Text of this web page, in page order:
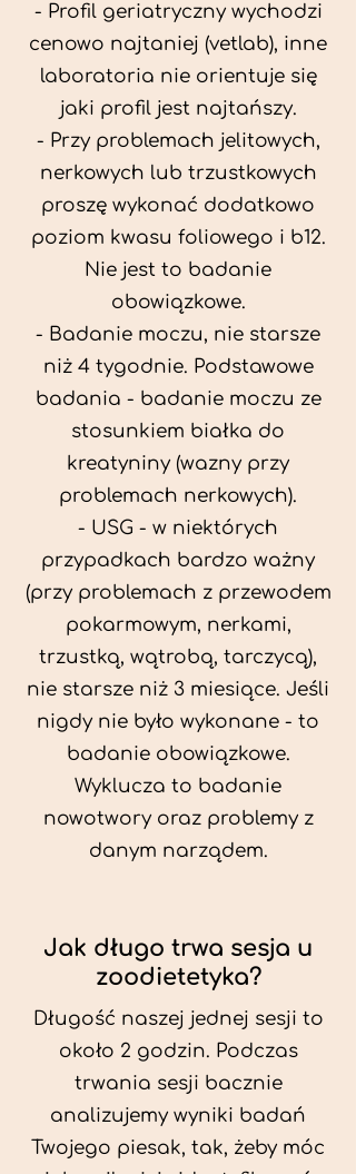
- Profil geriatryczny wychodzi
cenowo najtaniej (vetlab), inne
laboratoria nie orientuje się
jaki profil jest najtańszy.
- Przy problemach jelitowych,
nerkowych lub trzustkowych
proszę wykonać dodatkowo
poziom kwasu foliowego i b12.
Nie jest to badanie
obowiązkowe.
- Badanie moczu, nie starsze
niż 4 tygodnie. Podstawowe
badania - badanie moczu ze
stosunkiem białka do
kreatyniny (wazny przy
problemach nerkowych).
- USG - w niektórych
przypadkach bardzo ważny
(przy problemach z przewodem
pokarmowym, nerkami,
trzustką, wątrobą, tarczycą),
nie starsze niż 3 miesiące. Jeśli
nigdy nie było wykonane - to
badanie obowiązkowe.
Wyklucza to badanie
nowotwory oraz problemy z
danym narządem.
Jak długo trwa sesja u
zoodietetyka?
Długość naszej jednej sesji to
około 2 godzin. Podczas
trwania sesji bacznie
analizujemy wyniki badań
Twojego piesak, tak, żeby móc